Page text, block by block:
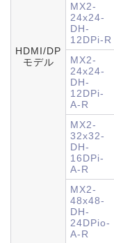
HDMI/DP
モデル
MX2-
24x24-
DH-
12DPi-R
MX2-
24x24-
DH-
12DPi-
A-R
MX2-
32x32-
DH-
16DPi-
A-R
MX2-
48x48-
DH-
24DPio-
A-R